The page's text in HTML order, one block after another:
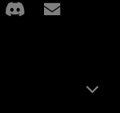
Facebook